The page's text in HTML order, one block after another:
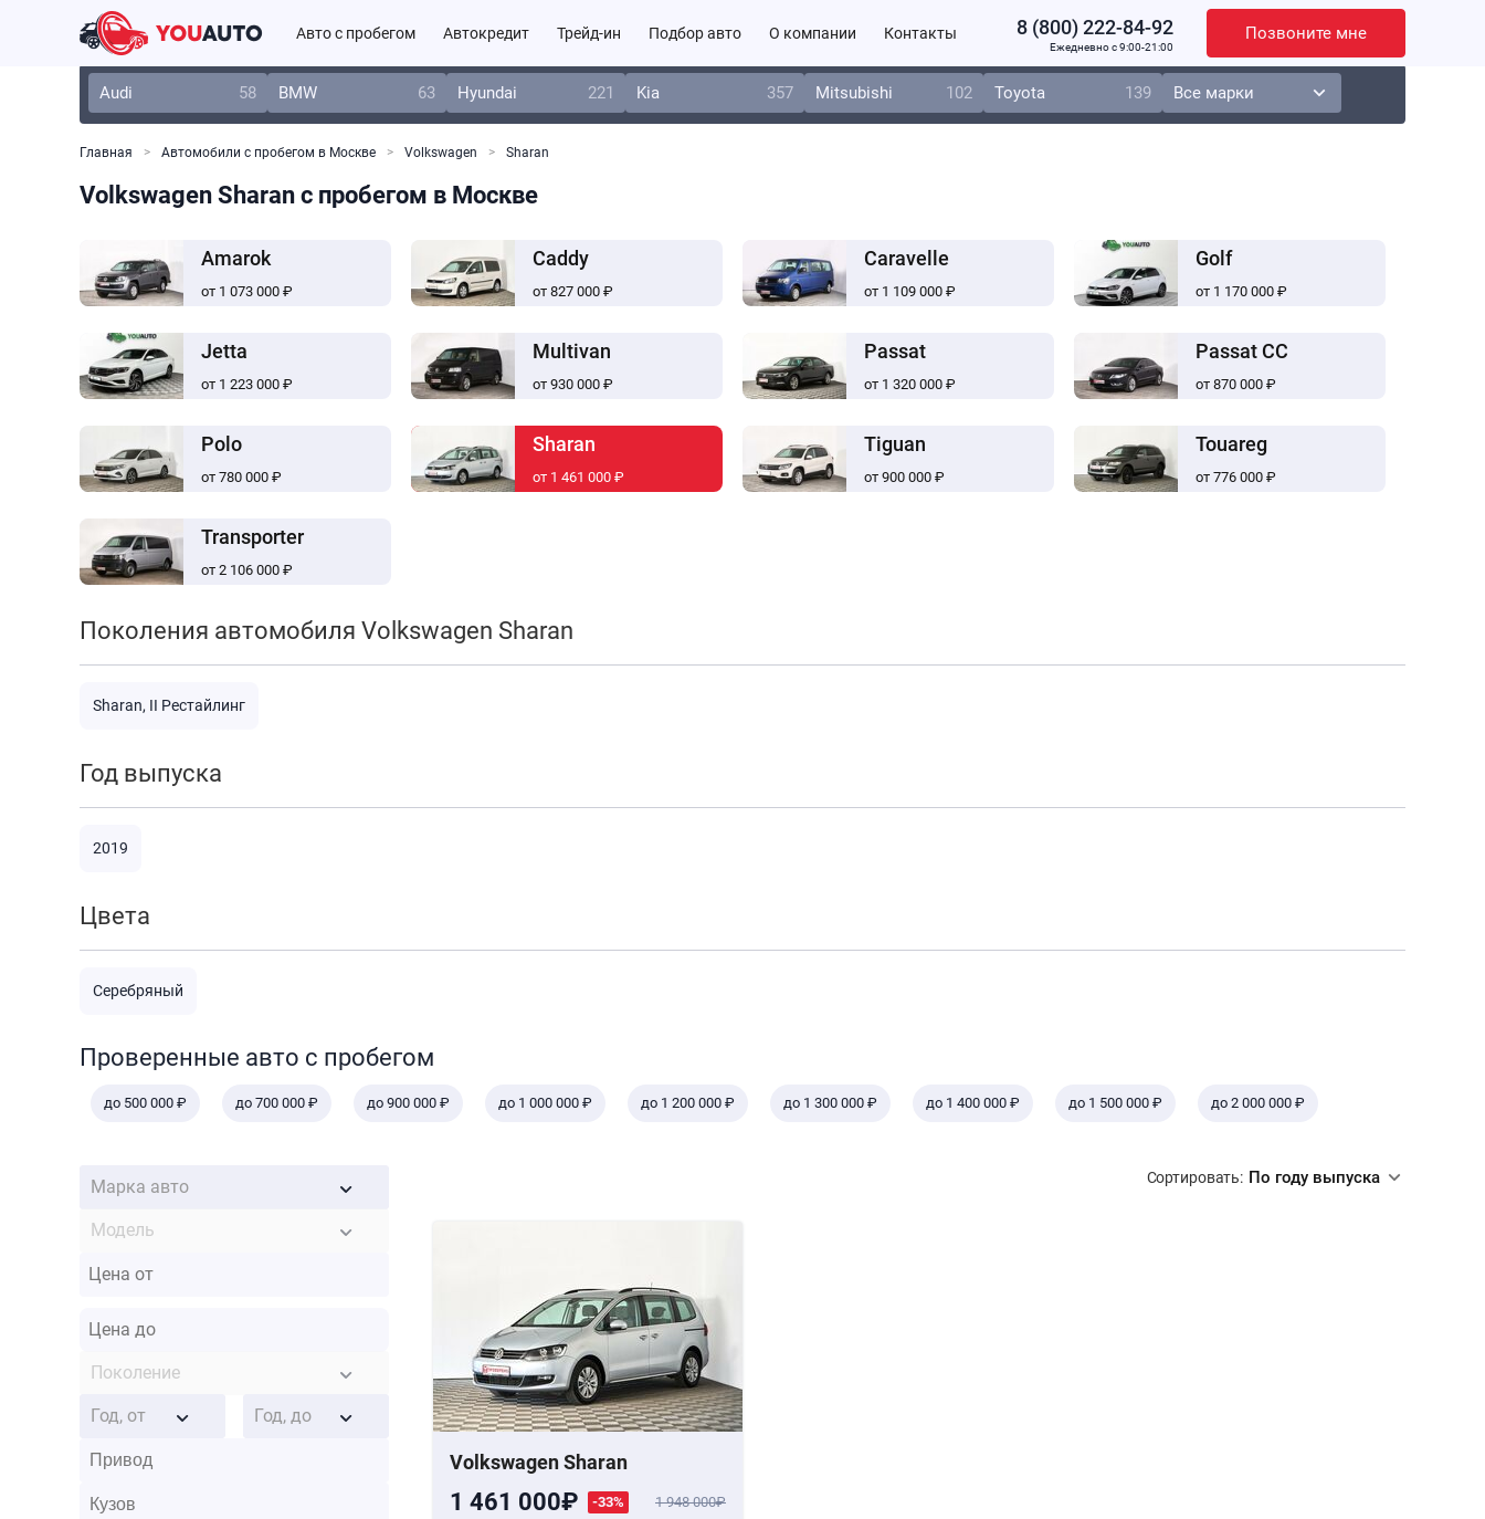
Авто с пробегом Автокредит Трейд-ин Подбор авто О компании Контакты 8 (800) 222-84-92
Ежедневно c 9:00-21:00
Позвоните мне
Audi 58 BMW 63 Hyundai 221 Kia 357 Mitsubishi 102 Toyota 139
Главная Автомобили с пробегом в Москве Volkswagen Sharan
Volkswagen Sharan с пробегом в Москве
Amarok
от 1 073 000 ₽
Caddy
от 827 000 ₽
Caravelle
от 1 109 000 ₽
Golf
от 1 170 000 ₽
Jetta
от 1 223 000 ₽
Multivan
от 930 000 ₽
Passat
от 1 320 000 ₽
Passat CC
от 870 000 ₽
Polo
от 780 000 ₽
Sharan
от 1 461 000 ₽
Tiguan
от 900 000 ₽
Touareg
от 776 000 ₽
Transporter
от 2 106 000 ₽
Поколения автомобиля Volkswagen Sharan
Sharan, II Рестайлинг
Год выпуска
2019
Цвета
Серебряный
Проверенные авто с пробегом
до 500 000 ₽ до 700 000 ₽ до 900 000 ₽ до 1 000 000 ₽ до 1 200 000 ₽ до 1 300 000 ₽ до 1 400 000 ₽ до 1 500 000 ₽ до 2 000 000 ₽
Марка авто
Модель
Поколение
Год, от Год, до
Сортировать: По году выпуска
Volkswagen Sharan
1 461 000 -33% 1 948 000